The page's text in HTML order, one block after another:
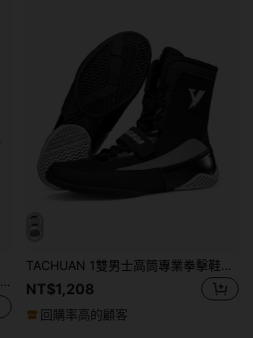
TACHUAN 1雙男士高筒專業拳擊鞋，格鬥摔跤訓練靴，泰拳格鬥鞋，健身散打鞋
NT$1,208
回購率高的顧客